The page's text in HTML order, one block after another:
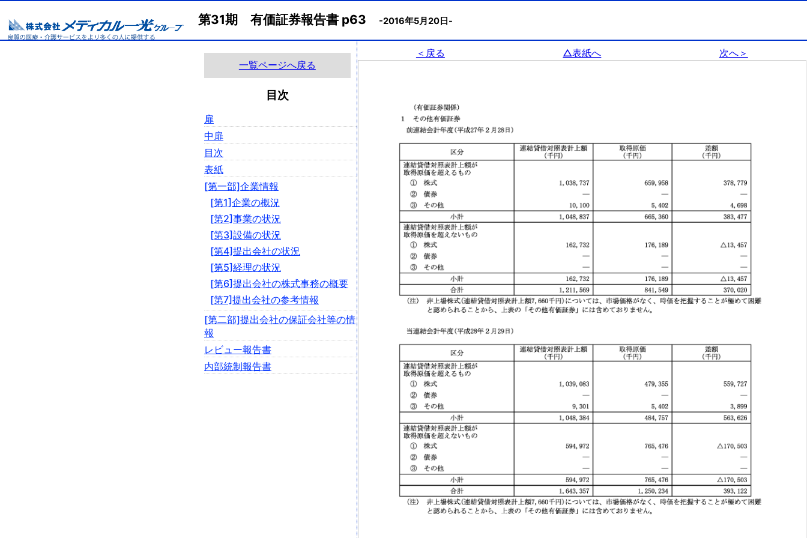
第31期 有価証券報告書 p63 -2016年5月20日-
一覧ページへ戻る
目次
扉
中扉
目次
表紙
[第一部]企業情報
[第1]企業の概況
[第2]事業の状況
[第3]設備の状況
[第4]提出会社の状況
[第5]経理の状況
[第6]提出会社の株式事務の概要
[第7]提出会社の参考情報
[第二部]提出会社の保証会社等の情
報
レビュー報告書
内部統制報告書
＜戻る △表紙へ 次へ＞